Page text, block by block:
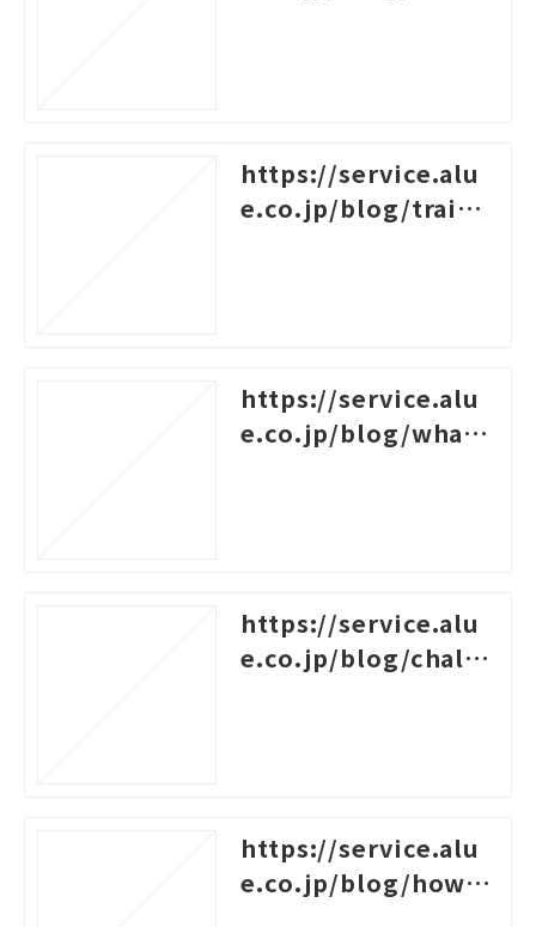
https://service.alu
e.co.jp/blog/traini
https://service.alu
e.co.jp/blog/what-i
https://service.alu
e.co.jp/blog/challe
https://service.alu
e.co.jp/blog/how-t